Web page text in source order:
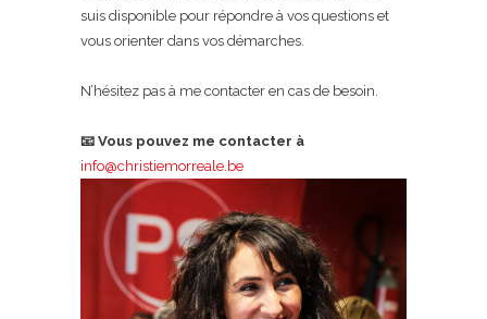
suis disponible pour répondre à vos questions et
vous orienter dans vos démarches.
N’hésitez pas à me contacter en cas de besoin.
📧 Vous pouvez me contacter à
info@christiemorreale.be